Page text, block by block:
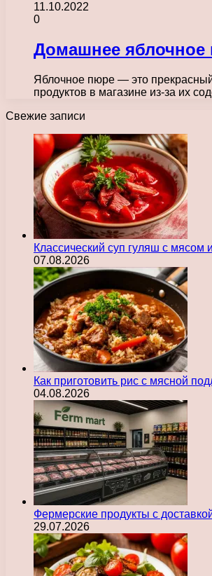
11.10.2022
0
Домашнее яблочное
Яблочное пюре — это прекрасный
продуктов в магазине из-за их
Свежие записи
Классический суп гуляш с
07.08.2026
Как приготовить рис с мясной
04.08.2026
Фермерские продукты с
29.07.2026